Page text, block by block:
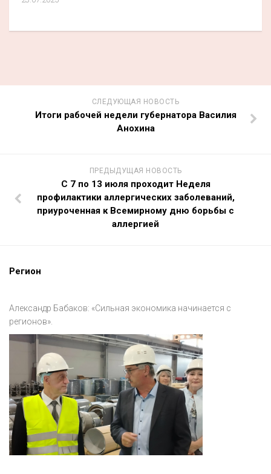
СЛЕДУЮЩАЯ НОВОСТЬ
Итоги рабочей недели губернатора Василия
Анохина
ПРЕДЫДУЩАЯ НОВОСТЬ
С 7 по 13 июля проходит Неделя
профилактики аллергических заболеваний,
приуроченная к Всемирному дню борьбы с
аллергией
Регион
Александр Бабаков: «Сильная экономика начинается с
регионов».